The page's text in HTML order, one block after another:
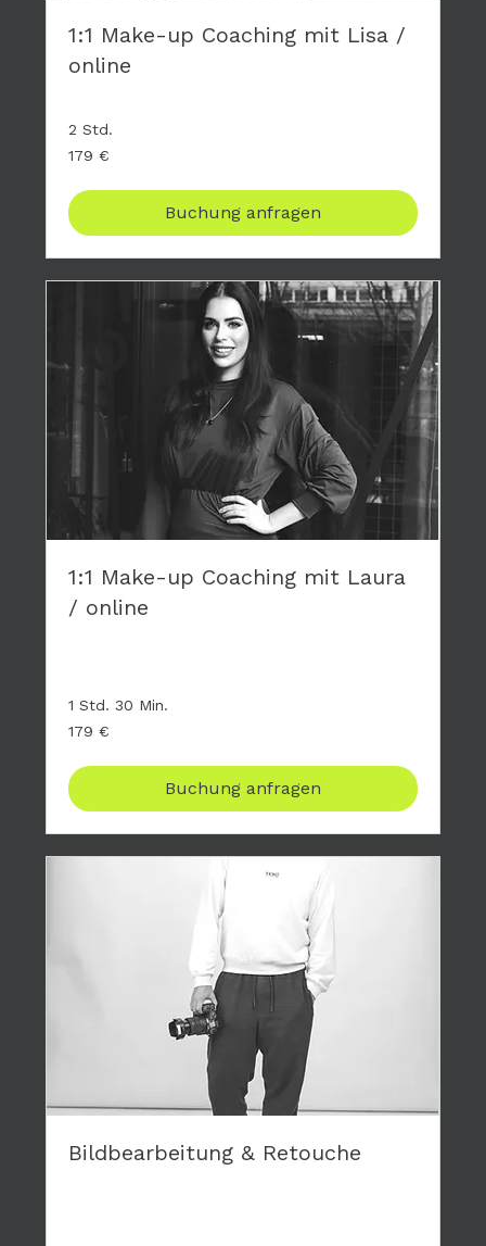
1:1 Make-up Coaching mit Lisa /
online
2 Std.
Euro
179 €
Buchung anfragen
1:1 Make-up Coaching mit Laura
/ online
1 Std. 30 Min.
Euro
179 €
Buchung anfragen
Bildbearbeitung & Retouche